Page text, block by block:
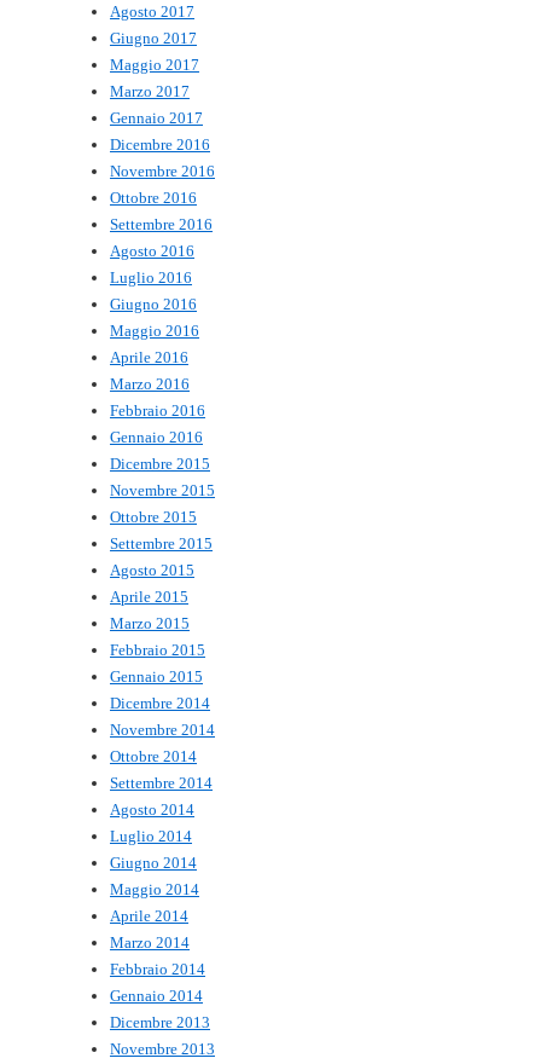
Agosto 2017
Giugno 2017
Maggio 2017
Marzo 2017
Gennaio 2017
Dicembre 2016
Novembre 2016
Ottobre 2016
Settembre 2016
Agosto 2016
Luglio 2016
Giugno 2016
Maggio 2016
Aprile 2016
Marzo 2016
Febbraio 2016
Gennaio 2016
Dicembre 2015
Novembre 2015
Ottobre 2015
Settembre 2015
Agosto 2015
Aprile 2015
Marzo 2015
Febbraio 2015
Gennaio 2015
Dicembre 2014
Novembre 2014
Ottobre 2014
Settembre 2014
Agosto 2014
Luglio 2014
Giugno 2014
Maggio 2014
Aprile 2014
Marzo 2014
Febbraio 2014
Gennaio 2014
Dicembre 2013
Novembre 2013